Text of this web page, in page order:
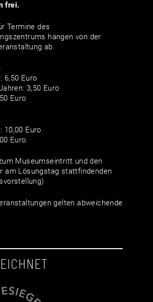
frei.
Termine des
hängen von der
ab.
6,50 Euro
3,50 Euro
Euro
10,00 Euro
Euro
Museumseintritt und den
am Lösungstag stattfindenden
gelten abweichende